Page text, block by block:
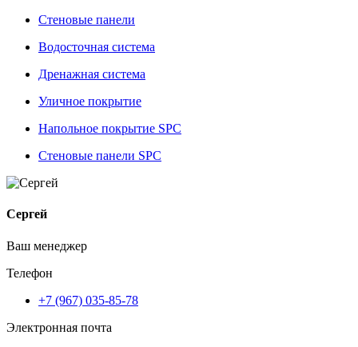
Стеновые панели
Водосточная система
Дренажная система
Уличное покрытие
Напольное покрытие SPC
Стеновые панели SPC
Сергей
Ваш менеджер
Телефон
+7 (967) 035-85-78
Электронная почта